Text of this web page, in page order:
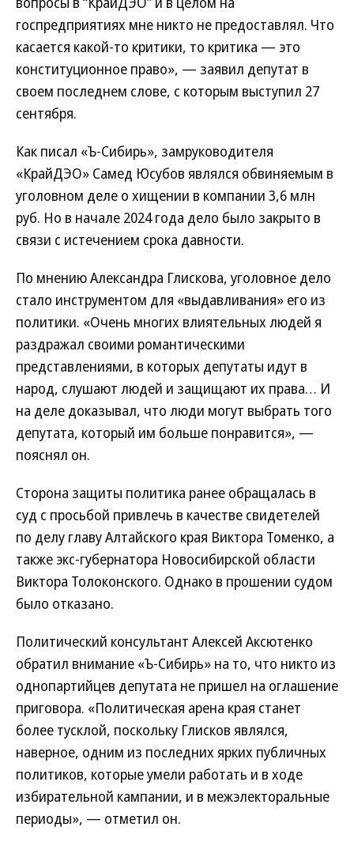
госпредприятиях мне никто не предоставлял. Что
касается какой-то критики, то критика — это
конституционное право», — заявил депутат в
своем последнем слове, с которым выступил 27
сентября.
Как писал «Ъ-Сибирь», замруководителя
«КрайДЭО» Самед Юсубов являлся обвиняемым в
уголовном деле о хищении в компании 3,6 млн
руб. Но в начале 2024 года дело было закрыто в
связи с истечением срока давности.
По мнению Александра Глискова, уголовное дело
стало инструментом для «выдавливания» его из
политики. «Очень многих влиятельных людей я
раздражал своими романтическими
представлениями, в которых депутаты идут в
народ, слушают людей и защищают их права… И
на деле доказывал, что люди могут выбрать того
депутата, который им больше понравится», —
пояснял он.
Сторона защиты политика ранее обращалась в
суд с просьбой привлечь в качестве свидетелей
по делу главу Алтайского края Виктора Томенко, а
также экс-губернатора Новосибирской области
Виктора Толоконского. Однако в прошении судом
было отказано.
Политический консультант Алексей Аксютенко
обратил внимание «Ъ-Сибирь» на то, что никто из
однопартийцев депутата не пришел на оглашение
приговора. «Политическая арена края станет
более тусклой, поскольку Глисков являлся,
наверное, одним из последних ярких публичных
политиков, которые умели работать и в ходе
избирательной кампании, и в межэлекторальные
периоды», — отметил он.